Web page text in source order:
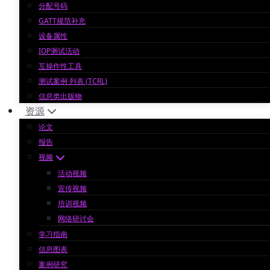
分配号码
GATT规范补充
设备属性
IOP测试活动
互操作性工具
测试案例 列表 (TCRL)
信息类出版物
资源
论文
报告
视频
活动视频
宣传视频
培训视频
网络研讨会
学习指南
信息图表
案例研究